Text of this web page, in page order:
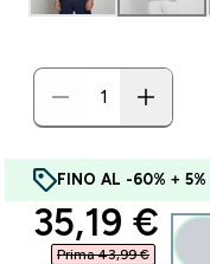
FINO AL -60% + 5%
35,19 €‎
Prima 43,99 €‎